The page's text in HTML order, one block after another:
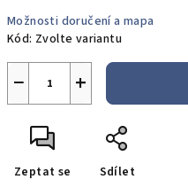
Možnosti doručení a mapa
Kód: Zvolte variantu
+
−
Zeptat se Sdílet